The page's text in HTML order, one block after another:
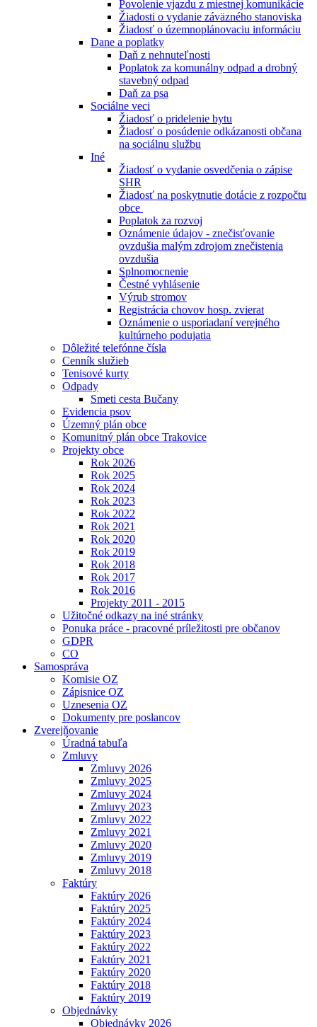
Povolenie vjazdu z miestnej komunikácie
Žiadosti o vydanie záväzného stanoviska
Žiadosť o územnoplánovaciu informáciu
Dane a poplatky
Daň z nehnuteľnosti
Poplatok za komunálny odpad a drobný
stavebný odpad
Daň za psa
Sociálne veci
Žiadosť o pridelenie bytu
Žiadosť o posúdenie odkázanosti občana
na sociálnu službu
Iné
Žiadosť o vydanie osvedčenia o zápise
SHR
Žiadosť na poskytnutie dotácie z rozpočtu
obce
Poplatok za rozvoj
Oznámenie údajov - znečisťovanie
ovzdušia malým zdrojom znečistenia
ovzdušia
Splnomocnenie
Čestné vyhlásenie
Výrub stromov
Registrácia chovov hosp. zvierat
Oznámenie o usporiadaní verejného
kultúrneho podujatia
Dôležité telefónne čísla
Cenník služieb
Tenisové kurty
Odpady
Smeti cesta Bučany
Evidencia psov
Územný plán obce
Komunitný plán obce Trakovice
Projekty obce
Rok 2026
Rok 2025
Rok 2024
Rok 2023
Rok 2022
Rok 2021
Rok 2020
Rok 2019
Rok 2018
Rok 2017
Rok 2016
Projekty 2011 - 2015
Užitočné odkazy na iné stránky
Ponuka práce - pracovné príležitosti pre občanov
GDPR
CO
Samospráva
Komisie OZ
Zápisnice OZ
Uznesenia OZ
Dokumenty pre poslancov
Zverejňovanie
Úradná tabuľa
Zmluvy
Zmluvy 2026
Zmluvy 2025
Zmluvy 2024
Zmluvy 2023
Zmluvy 2022
Zmluvy 2021
Zmluvy 2020
Zmluvy 2019
Zmluvy 2018
Faktúry
Faktúry 2026
Faktúry 2025
Faktúry 2024
Faktúry 2023
Faktúry 2022
Faktúry 2021
Faktúry 2020
Faktúry 2018
Faktúry 2019
Objednávky
Objednávky 2026